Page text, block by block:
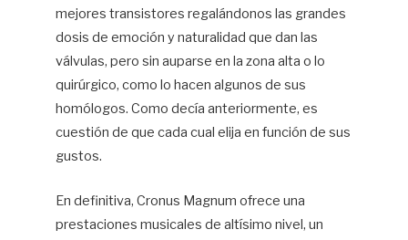
mejores transistores regalándonos las grandes
dosis de emoción y naturalidad que dan las
válvulas, pero sin auparse en la zona alta o lo
quirúrgico, como lo hacen algunos de sus
homólogos. Como decía anteriormente, es
cuestión de que cada cual elija en función de sus
gustos.
En definitiva, Cronus Magnum ofrece una
prestaciones musicales de altísimo nivel, un